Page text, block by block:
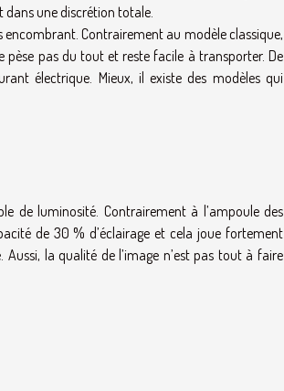
une discrétion totale.
encombrant. Contrairement au modèle classique,
pèse pas du tout et reste facile à transporter. De
électrique. Mieux, il existe des modèles qui
de luminosité. Contrairement à l’ampoule des
de 30 % d’éclairage et cela joue fortement
la qualité de l’image n’est pas tout à faire